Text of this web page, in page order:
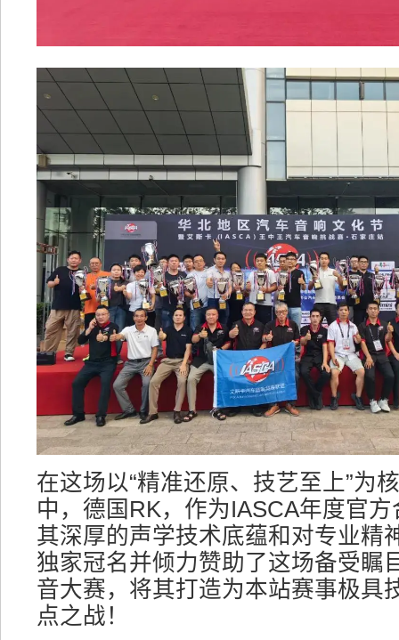
在这场以“精准还原、技艺至上”为
中，德国RK，作为IASCA年度官
其深厚的声学技术底蕴和对专业精
独家冠名并倾力赞助了这场备受瞩
音大赛，将其打造为本站赛事极具
点之战！